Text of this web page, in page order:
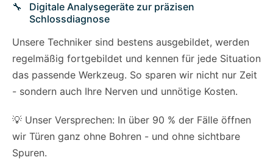
Digitale Analysegeräte zur präzisen
Schlossdiagnose
Unsere Techniker sind bestens ausgebildet, werden
regelmäßig fortgebildet und kennen für jede Situation
das passende Werkzeug. So sparen wir nicht nur Zeit
- sondern auch Ihre Nerven und unnötige Kosten.
💡 Unser Versprechen: In über 90 % der Fälle öffnen
wir Türen ganz ohne Bohren - und ohne sichtbare
Spuren.